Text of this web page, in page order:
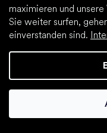
maximieren und
Sie weiter surfen,
einverstanden sind.
SHAPEN
Vivobarefoot
Camper
Groundies
Froddo
Artikel